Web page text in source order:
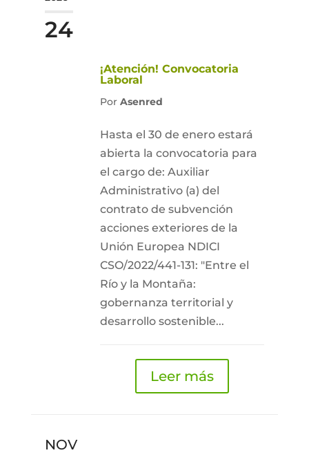
24
¡Atención! Convocatoria
Laboral
Por Asenred
Hasta el 30 de enero estará
abierta la convocatoria para
el cargo de: Auxiliar
Administrativo (a) del
contrato de subvención
acciones exteriores de la
Unión Europea NDICI
CSO/2022/441-131: "Entre el
Río y la Montaña:
gobernanza territorial y
desarrollo sostenible...
Leer más
NOV